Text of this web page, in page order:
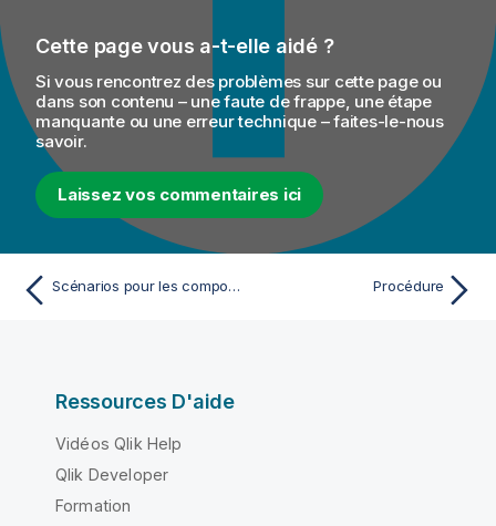
Cette page vous a-t-elle aidé ?
Si vous rencontrez des problèmes sur cette page ou
dans son contenu – une faute de frappe, une étape
manquante ou une erreur technique – faites-le-nous
savoir.
Laissez vos commentaires ici
Scénarios pour les composants XML Procédure
Ressources D'aide
Vidéos Qlik Help
Qlik Developer
Formation